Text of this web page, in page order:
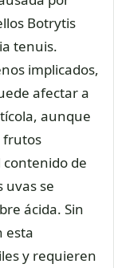
Botrytis
tenuis.
implicados,
afectar a
aunque
frutos
de
uvas se
ácida. Sin
esta
y requieren